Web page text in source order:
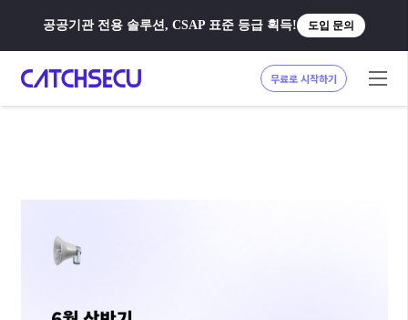
공공기관 전용 솔루션, CSAP 표준 등급 획득! 도입 문의
무료로 시작하기